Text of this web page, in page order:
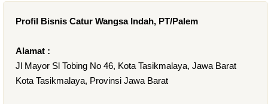
Profil Bisnis Catur Wangsa Indah, PT/Palem
Alamat :
Jl Mayor Sl Tobing No 46, Kota Tasikmalaya, Jawa Barat
Kota Tasikmalaya, Provinsi Jawa Barat